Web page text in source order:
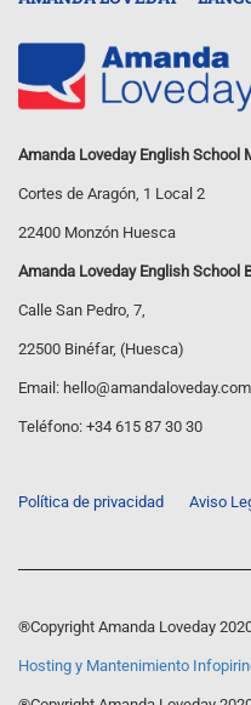
Amanda Loveday English School
Cortes de Aragón, 1 Local 2
22400 Monzón Huesca
Amanda Loveday English School
Calle San Pedro, 7,
22500 Binéfar, (Huesca)
Email: hello@amandaloveday.com
Teléfono: +34 615 87 30 30
Política de privacidad Aviso
®Copyright Amanda Loveday
Hosting y Mantenimiento